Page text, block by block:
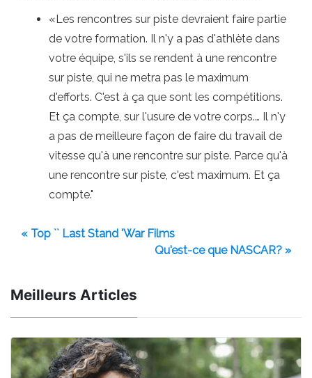
«Les rencontres sur piste devraient faire partie
de votre formation. Il n'y a pas d'athlète dans
votre équipe, s'ils se rendent à une rencontre
sur piste, qui ne metra pas le maximum
d'efforts. C'est à ça que sont les compétitions.
Et ça compte, sur l'usure de votre corps.… Il n'y
a pas de meilleure façon de faire du travail de
vitesse qu'à une rencontre sur piste. Parce qu'à
une rencontre sur piste, c'est maximum. Et ça
compte."
« Top `` Last Stand 'War Films
Qu'est-ce que NASCAR? »
Meilleurs Articles